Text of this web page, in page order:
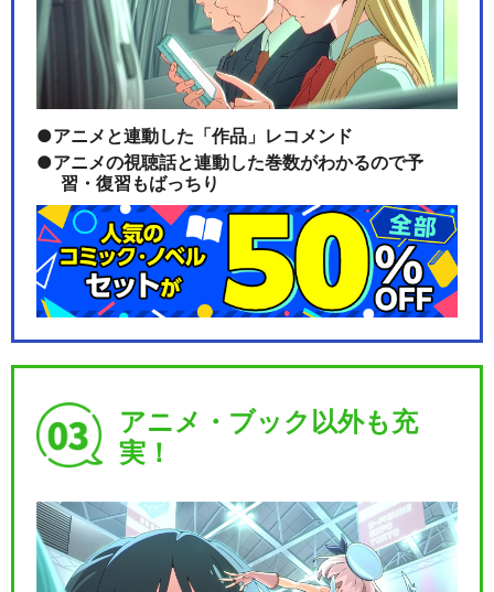
アニメと連動した「作品」レコメンド
アニメの視聴話と連動した巻数がわかるので予
習・復習もばっちり
アニメ・ブック以外も充
実！